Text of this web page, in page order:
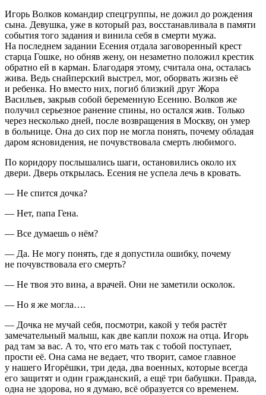
Игорь Волков командир спецгруппы, не дожил до рождения
сына. Девушка, уже в который раз, восстанавливала в памяти
события того задания и винила себя в смерти мужа.
На последнем задании Есения отдала заговоренный крест
старца Гошке, но обняв жену, он незаметно положил крестик
обратно ей в карман. Благодаря этому, считала она, осталась
жива. Ведь снайперский выстрел, мог, оборвать жизнь её
и ребенка. Но вместо них, погиб близкий друг Жора
Васильев, закрыв собой беременную Есению. Волков же
получил серьезное ранение спины, но остался жив. Только
через несколько дней, после возвращения в Москву, он умер
в больнице. Она до сих пор не могла понять, почему обладая
даром ясновидения, не почувствовала смерть любимого.
По коридору послышались шаги, остановились около их
двери. Дверь открылась. Есения не успела лечь в кровать.
— Не спится дочка?
— Нет, папа Гена.
— Все думаешь о нём?
— Да. Не могу понять, где я допустила ошибку, почему
не почувствовала его смерть?
— Не твоя это вина, а врачей. Они не заметили осколок.
— Но я же могла….
— Дочка не мучай себя, посмотри, какой у тебя растёт
замечательный малыш, как две капли похож на отца. Игорь
рад там за вас. А то, что его мать так с тобой поступает,
прости её. Она сама не ведает, что творит, самое главное
у нашего Игорёшки, три деда, два военных, которые всегда
его защитят и один гражданский, а ещё три бабушки. Правда,
одна не здорова, но я думаю, всё образуется со временем.